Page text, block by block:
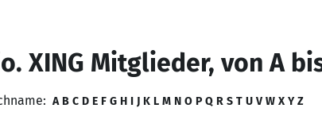
XING Mitglieder, von A
A B C D E F G H I J K L M N O P Q R S T U V W X Y Z